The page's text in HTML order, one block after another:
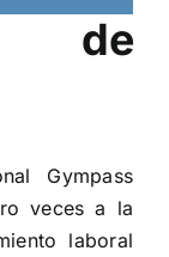
de
Gympass
veces a la
laboral